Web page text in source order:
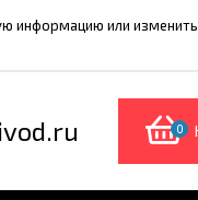
информацию или изменить
0